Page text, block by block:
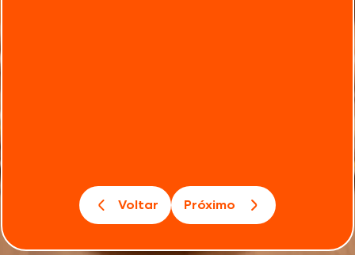
Voltar Próximo